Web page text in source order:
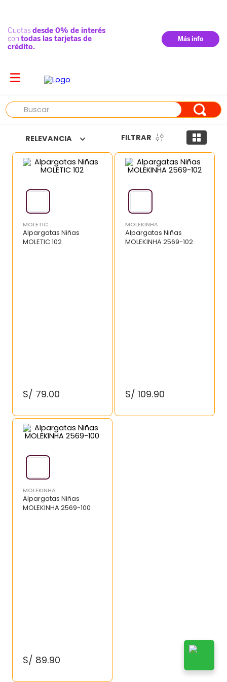
Buscar
RELEVANCIA FILTRAR
MOLETIC
Alpargatas Niñas
MOLETIC 102
S/ 79.00
MOLEKINHA
Alpargatas Niñas
MOLEKINHA 2569-102
S/ 109.90
MOLEKINHA
Alpargatas Niñas
MOLEKINHA 2569-100
S/ 89.90